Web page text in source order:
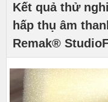
Kết quả thử
hấp thụ âm
Remak®